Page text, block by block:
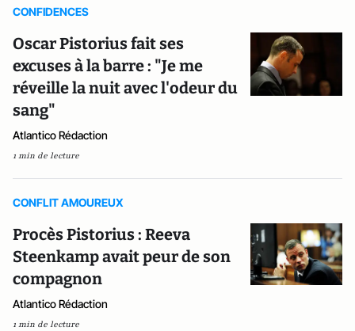
CONFIDENCES
Oscar Pistorius fait ses
excuses à la barre : "Je me
réveille la nuit avec l'odeur du
sang"
Atlantico Rédaction
1 min de lecture
CONFLIT AMOUREUX
Procès Pistorius : Reeva
Steenkamp avait peur de son
compagnon
Atlantico Rédaction
1 min de lecture